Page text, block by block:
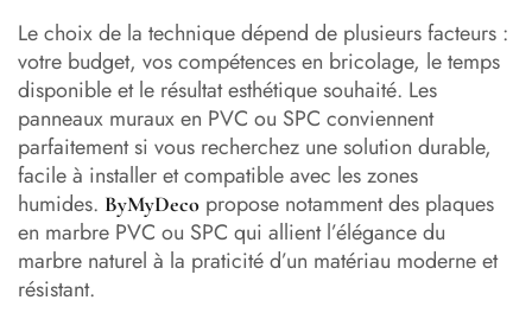
Le choix de la technique dépend de plusieurs facteurs :
votre budget, vos compétences en bricolage, le temps
disponible et le résultat esthétique souhaité. Les
panneaux muraux en PVC ou SPC conviennent
parfaitement si vous recherchez une solution durable,
facile à installer et compatible avec les zones
humides. ByMyDeco propose notamment des plaques
en marbre PVC ou SPC qui allient l’élégance du
marbre naturel à la praticité d’un matériau moderne et
résistant.